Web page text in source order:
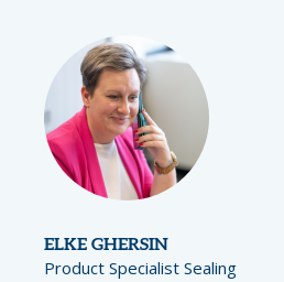
ELKE GHERSIN
Product Specialist Sealing